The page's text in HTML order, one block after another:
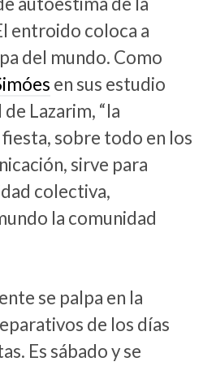
entroido coloca a
del mundo. Como
en sus estudio
Lazarim, “la
sobre todo en los
sirve para
colectiva,
la comunidad
se palpa en la
de los días
Es sábado y se